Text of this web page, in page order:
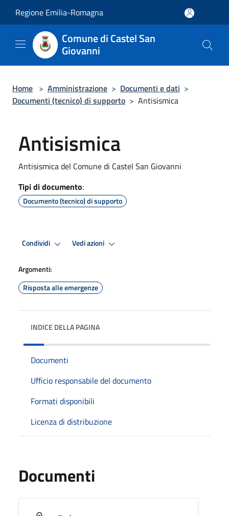
Regione Emilia-Romagna
Comune di Castel San
Giovanni
Home > Amministrazione > Documenti e dati >
Documenti (tecnico) di supporto > Antisismica
Antisismica
Antisismica del Comune di Castel San Giovanni
Tipi di documento:
Documento (tecnico) di supporto
Condividi Vedi azioni
Argomenti:
Risposta alle emergenze
INDICE DELLA PAGINA
Documenti
Ufficio responsabile del documento
Formati disponibili
Licenza di distribuzione
Documenti